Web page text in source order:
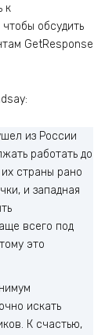
к
обсудить
GetResponse
из России
работать до
страны рано
и западная
всего под
это
искать
К счастью,